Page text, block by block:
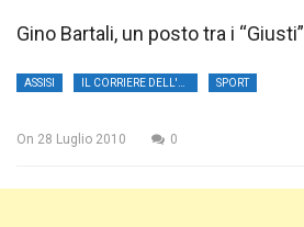
Gino Bartali, un posto tra i “Giusti”
ASSISI SPORT
On 28 Luglio 2010 0